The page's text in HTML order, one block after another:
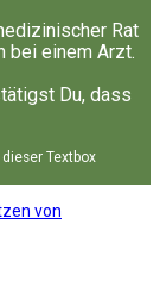
Rat
bei einem Arzt.
Du, dass
Textbox
von